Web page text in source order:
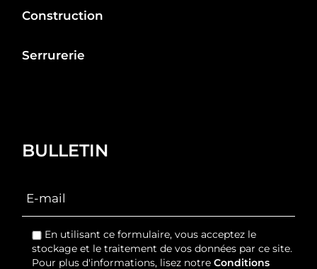
Construction
Serrurerie
BULLETIN
En utilisant ce formulaire, vous acceptez le
stockage et le traitement de vos données par ce site.
Pour plus d'informations, lisez notreConditions